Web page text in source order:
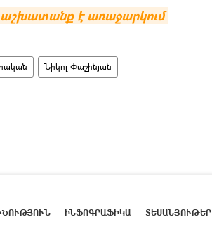
աշխատանք է առաջարկում
Նիկոլ Փաշինյան
ԻՆՖՈԳՐԱՖԻԿԱ ՏԵՍԱՆՅՈՒԹԵՐ